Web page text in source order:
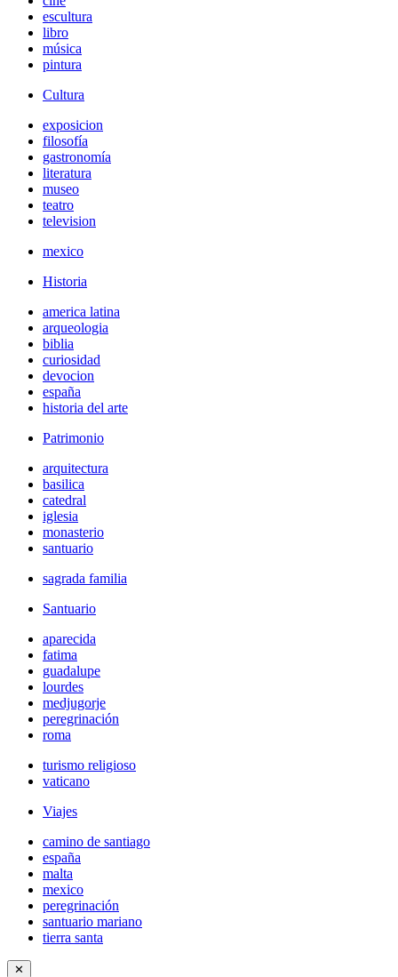
escultura
libro
música
pintura
Cultura
exposicion
filosofía
gastronomía
literatura
museo
teatro
television
mexico
Historia
america latina
arqueologia
biblia
curiosidad
devocion
españa
historia del arte
Patrimonio
arquitectura
basilica
catedral
iglesia
monasterio
santuario
sagrada familia
Santuario
aparecida
fatima
guadalupe
lourdes
medjugorje
peregrinación
roma
turismo religioso
vaticano
Viajes
camino de santiago
españa
malta
mexico
peregrinación
santuario mariano
tierra santa
✕